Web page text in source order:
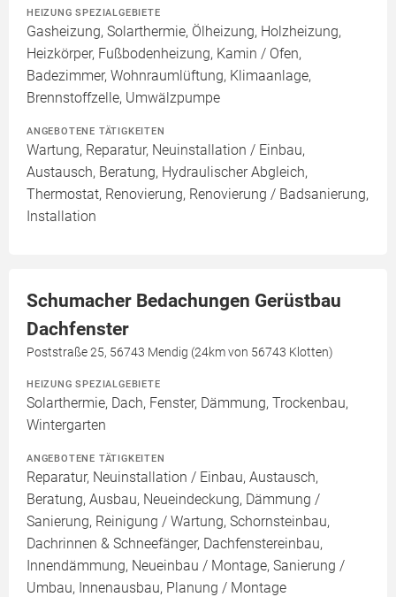
HEIZUNG SPEZIALGEBIETE
Gasheizung, Solarthermie, Ölheizung, Holzheizung,
Heizkörper, Fußbodenheizung, Kamin / Ofen,
Badezimmer, Wohnraumlüftung, Klimaanlage,
Brennstoffzelle, Umwälzpumpe
ANGEBOTENE TÄTIGKEITEN
Wartung, Reparatur, Neuinstallation / Einbau,
Austausch, Beratung, Hydraulischer Abgleich,
Thermostat, Renovierung, Renovierung / Badsanierung,
Installation
Schumacher Bedachungen Gerüstbau
Dachfenster
Poststraße 25, 56743 Mendig (24km von 56743 Klotten)
HEIZUNG SPEZIALGEBIETE
Solarthermie, Dach, Fenster, Dämmung, Trockenbau,
Wintergarten
ANGEBOTENE TÄTIGKEITEN
Reparatur, Neuinstallation / Einbau, Austausch,
Beratung, Ausbau, Neueindeckung, Dämmung /
Sanierung, Reinigung / Wartung, Schornsteinbau,
Dachrinnen & Schneefänger, Dachfenstereinbau,
Innendämmung, Neueinbau / Montage, Sanierung /
Umbau, Innenausbau, Planung / Montage